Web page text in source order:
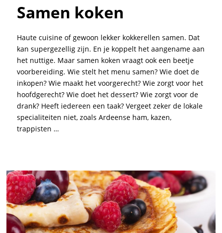
Samen koken
Haute cuisine of gewoon lekker kokkerellen samen. Dat
kan supergezellig zijn. En je koppelt het aangename aan
het nuttige. Maar samen koken vraagt ook een beetje
voorbereiding. Wie stelt het menu samen? Wie doet de
inkopen? Wie maakt het voorgerecht? Wie zorgt voor het
hoofdgerecht? Wie doet het dessert? Wie zorgt voor de
drank? Heeft iedereen een taak? Vergeet zeker de lokale
specialiteiten niet, zoals Ardeense ham, kazen,
trappisten …